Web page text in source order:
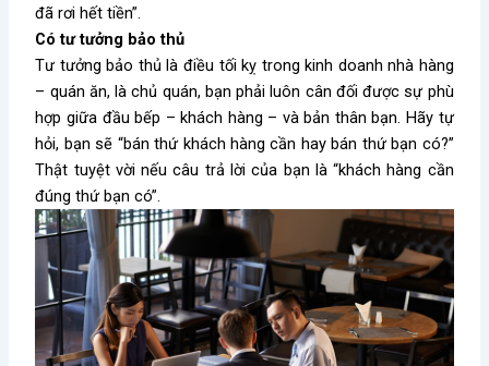
đã rơi hết tiền”.
Có tư tưởng bảo thủ
Tư tưởng bảo thủ là điều tối kỵ trong kinh doanh nhà hàng
– quán ăn, là chủ quán, bạn phải luôn cân đối được sự phù
hợp giữa đầu bếp – khách hàng – và bản thân bạn. Hãy tự
hỏi, bạn sẽ “bán thứ khách hàng cần hay bán thứ bạn có?”
Thật tuyệt vời nếu câu trả lời của bạn là “khách hàng cần
đúng thứ bạn có”.